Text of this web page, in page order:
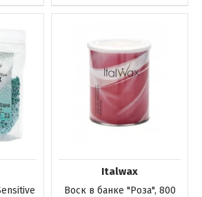
Italwax
Воск в банке "Роза", 800